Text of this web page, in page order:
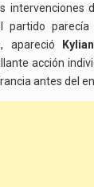
intervenciones
partido
apareció
acción
antes del